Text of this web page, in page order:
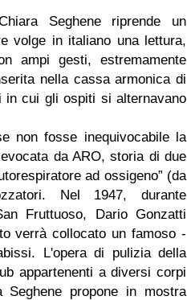
Seghene riprende un
volge in italiano una lettura,
ampi gesti, estremamente
nella cassa armonica di
in cui gli ospiti si alternavano
non fosse inequivocabile la
da ARO, storia di due
ad ossigeno” (da
Nel 1947, durante
Fruttuoso, Dario Gonzatti
verrà collocato un famoso -
L'opera di pulizia della
appartenenti a diversi corpi
propone in mostra